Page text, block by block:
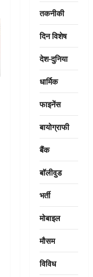
तकनीकी
दिन विशेष
देश-दुनिया
धार्मिक
फाइनेंस
बायोग्राफी
बैंक
बॉलीवुड
भर्ती
मोबाइल
मौसम
विविध